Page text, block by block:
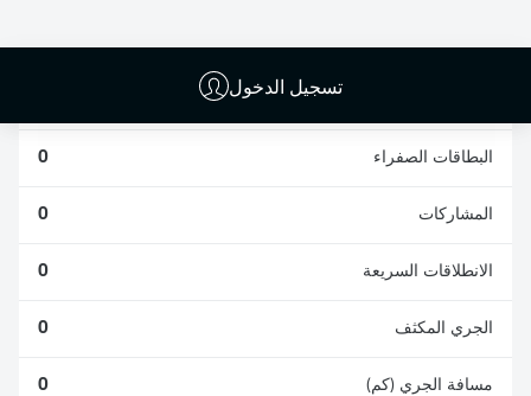
تسجيل الدخول
البطاقات الصفراء 0
المشاركات 0
الانطلاقات السريعة 0
الجري المكثف 0
مسافة الجري (كم) 0